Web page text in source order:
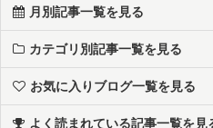
月別記事一覧を見る
カテゴリ別記事一覧を見る
お気に入りブログ一覧を見る
よく読まれている記事一覧を見